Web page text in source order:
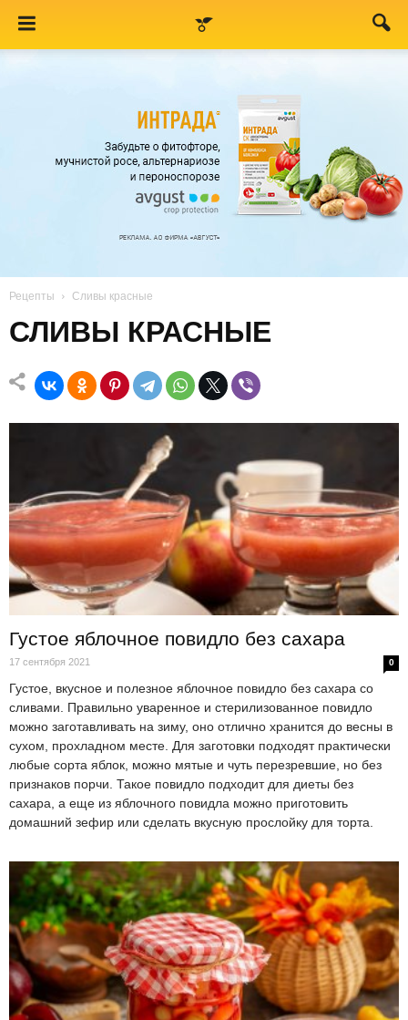
Рецепты Сливы красные
СЛИВЫ КРАСНЫЕ
Густое яблочное повидло без сахара
17 сентября 2021 0
Густое, вкусное и полезное яблочное повидло без сахара со
сливами. Правильно уваренное и стерилизованное повидло
можно заготавливать на зиму, оно отлично хранится до весны в
сухом, прохладном месте. Для заготовки подходят практически
любые сорта яблок, можно мятые и чуть перезревшие, но без
признаков порчи. Такое повидло подходит для диеты без
сахара, а еще из яблочного повидла можно приготовить
домашний зефир или сделать вкусную прослойку для торта.